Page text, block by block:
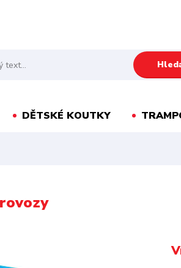
DĚTSKÉ KOUTKY